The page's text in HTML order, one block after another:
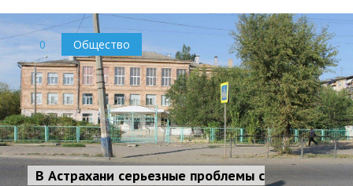
0 Общество
В Астрахани серьезные проблемы с